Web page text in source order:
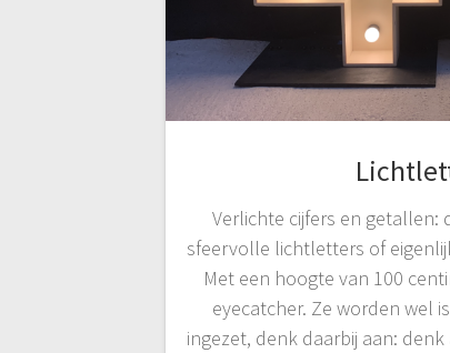
Verlichte cijfers en getallen:
sfeervolle lichtletters of
Met een hoogte van 100
eyecatcher. Ze worden wel
ingezet, denk daarbij aan: